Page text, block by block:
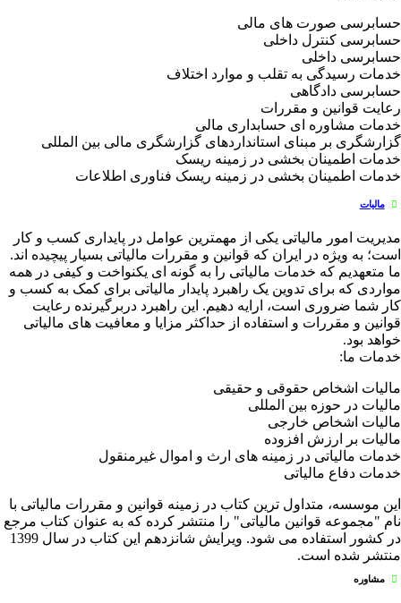
حسابرسی صورت های مالی
حسابرسی کنترل داخلی
حسابرسی داخلی
خدمات رسیدگی به تقلب و موارد اختلاف
حسابرسی دادگاهی
رعایت قوانین و مقررات
خدمات مشاوره ای حسابداری مالی
گزارشگری بر مبنای استانداردهای گزارشگری مالی بین المللی
خدمات اطمینان بخشی در زمینه ریسک
خدمات اطمینان بخشی در زمینه ریسک فناوری اطلاعات
مالیات
مدیریت امور مالیاتی یکی از مهمترین عوامل در پایداری کسب و کار
است؛ به ویژه در ایران که قوانین و مقررات مالیاتی بسیار پیچیده اند.
ما متعهدیم که خدمات مالیاتی را به گونه ای یکنواخت و کیفی در همه
مواردی که برای تدوین یک راهبرد پایدار مالیاتی برای کمک به کسب و
کار شما ضروری است، ارایه دهیم. این راهبرد دربرگیرنده رعایت
قوانین و مقررات و استفاده از حداکثر مزایا و معافیت های مالیاتی
خواهد بود.
خدمات ما:
مالیات اشخاص حقوقی و حقیقی
مالیات در حوزه بین المللی
مالیات اشخاص خارجی
مالیات بر ارزش افزوده
خدمات مالیاتی در زمینه های ارث و اموال غیرمنقول
خدمات دفاع مالیاتی
این موسسه، متداول ترین کتاب در زمینه قوانین و مقررات مالیاتی با
نام "مجموعه قوانین مالیاتی" را منتشر کرده که به عنوان کتاب مرجع
در کشور استفاده می شود. ویرایش شانزدهم این کتاب در سال 1399
منتشر شده است.
مشاوره